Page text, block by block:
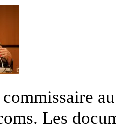
Les